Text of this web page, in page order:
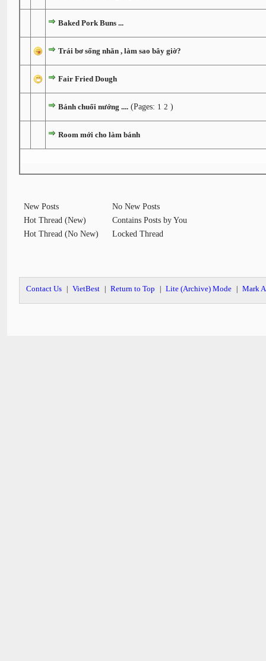
Baked Pork Buns ...
Trái bơ sống nhăn , làm sao bây giờ?
Fair Fried Dough
Bánh chuối nướng .... (Pages: 1 2 )
Room mới cho làm bánh
New Posts
Hot Thread (New)
Hot Thread (No New)
No New Posts
Contains Posts by You
Locked Thread
Contact Us VietBest Return to Top Lite (Archive) Mode Mark